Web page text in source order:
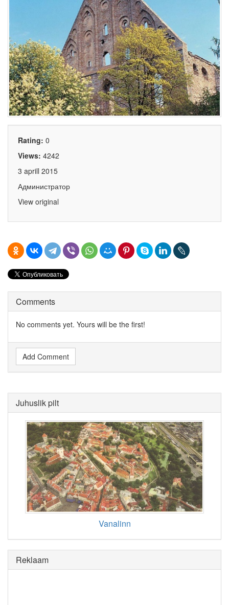
Rating: 0
Views: 4242
3 aprill 2015
Администратор
View original
Comments
No comments yet. Yours will be the first!
Add Comment
Juhuslik pilt
Vanalinn
Reklaam